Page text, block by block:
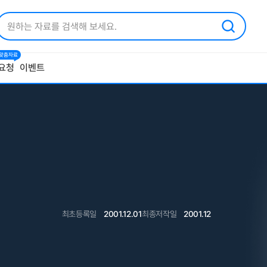
청
춤자료
이벤트
최초등록일 2001.12.01최종저작일 2001.12